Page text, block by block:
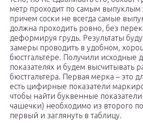
метр проходит по самым выпуклым
причем соски не всегда самые
должна проходить ровно, без
деформируя грудь. Результаты
замеры проводить в удобном,
бюстгальтере. Получили исходные
показателях и будем высчитывать
бюстгальтера. Первая мерка – это
есть цифирные показатели
чтобы найти буквенные
чашечки) необходимо из второго
первый и заглянуть в таблицу.